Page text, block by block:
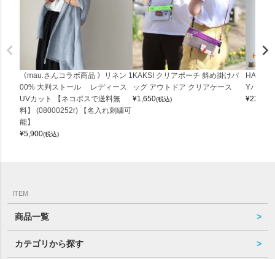
《mau.さんコラボ商品 》リネン 1
00% 大判ストール レディース
UVカット 【ネコポスで送料無
料】 (08000252r) 【名入れ刺繍可
能】
¥5,900(税込)
KAKSI クリアポーチ 斜め掛けバ
ッグ アウトドア クリアケース
¥1,650(税込)
Yバッグ
¥22,000
ITEM
商品一覧
カテゴリから探す